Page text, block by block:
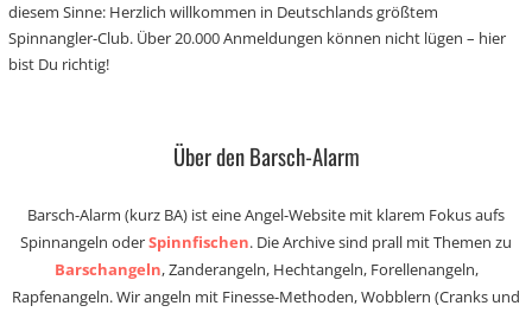
diesem Sinne: Herzlich willkommen in Deutschlands größtem
Spinnangler-Club. Über 20.000 Anmeldungen können nicht lügen – hier
bist Du richtig!
Über den Barsch-Alarm
Barsch-Alarm (kurz BA) ist eine Angel-Website mit klarem Fokus aufs
Spinnangeln oderSpinnfischen. Die Archive sind prall mit Themen zu
Barschangeln, Zanderangeln, Hechtangeln, Forellenangeln,
Rapfenangeln. Wir angeln mit Finesse-Methoden, Wobblern (Cranks und